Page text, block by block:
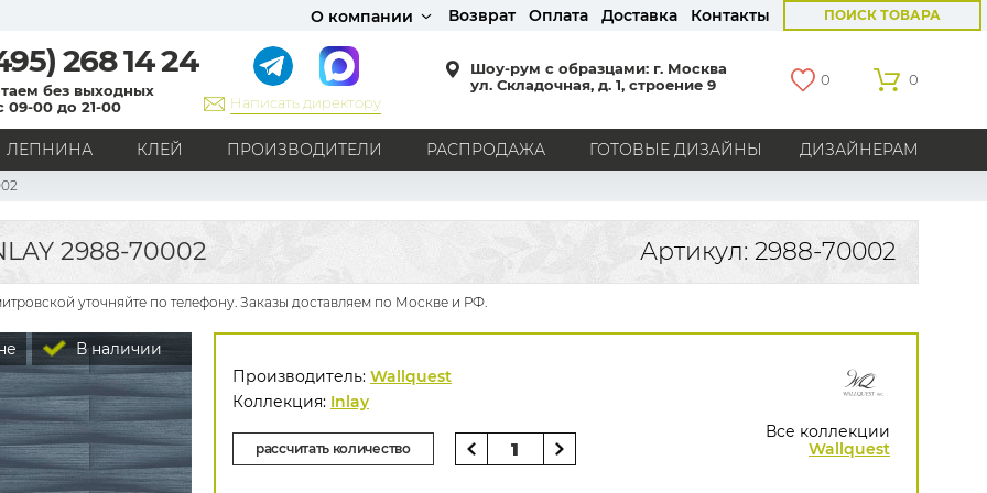
О компании Возврат Оплата Доставка Контакты ПОИСК ТОВАРА
268 14 24
без выходных
09-00 до 21-00
Написать директору
Шоу-рум с образцами: г. Москва
ул. Складочная, д. 1, строение 9
0 0
ЛЕПНИНА КЛЕЙ ПРОИЗВОДИТЕЛИ РАСПРОДАЖА ГОТОВЫЕ ДИЗАЙНЫ ДИЗАЙНЕРАМ
Кантри
Модерн Прованс Хай-тек
Лофт
Классика
Английский стиль
Америка
Англия Бельгия
Германия
Голландия
Италия Россия Все страны
РИСУНОК
Граффити
Карта мира
Под кирпич
С вензелями
С надписями
Однотонные
Геометрический рисунок
Цветы
Дамаск
В клетку
В полоску Все рисунки
БРЕНДЫ
Zambaiti
AS Creation
Hygge Roll
Grandeco
2988-70002 Артикул: 2988-70002
уточняйте по телефону. Заказы доставляем по Москве и РФ.
В наличии
Все коллекции
Wallquest
Производитель: Wallquest
Коллекция: Inlay
рассчитать количество